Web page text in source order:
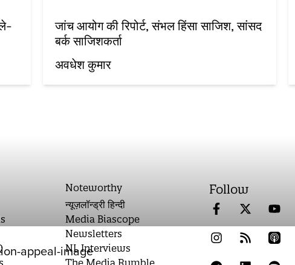
जांच आयोग की रिपोर्ट, संभल हिंसा साजिश, सांसद
बर्क साजिशकर्ता
अवधेश कुमार
Noteworthy
न्यूज़लॉन्ड्री हिन्दी
Media Biascope
Newsletters
NL Interviews
Follow